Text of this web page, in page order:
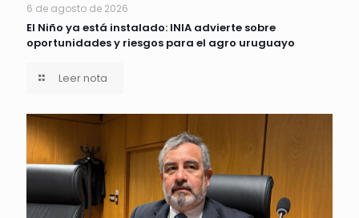
6 de agosto de 2026
El Niño ya está instalado: INIA advierte sobre
oportunidades y riesgos para el agro uruguayo
Leer nota